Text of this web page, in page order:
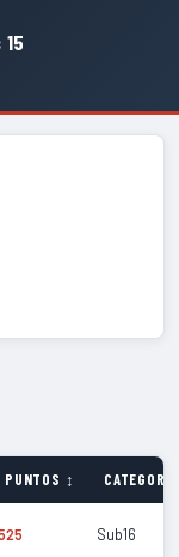
PUNTOS ↕
Sub16